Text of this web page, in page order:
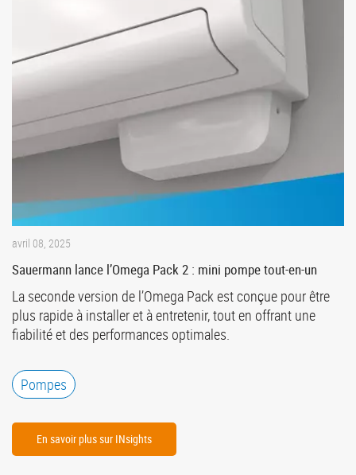
avril 08, 2025
Sauermann lance l’Omega Pack 2 : mini pompe tout-en-un
La seconde version de l’Omega Pack est conçue pour être
plus rapide à installer et à entretenir, tout en offrant une
fiabilité et des performances optimales.
Pompes
En savoir plus sur INsights